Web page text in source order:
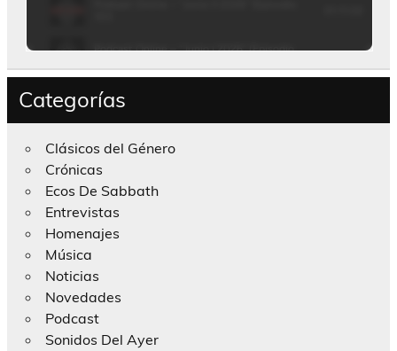
Categorías
Clásicos del Género
Crónicas
Ecos De Sabbath
Entrevistas
Homenajes
Música
Noticias
Novedades
Podcast
Sonidos Del Ayer